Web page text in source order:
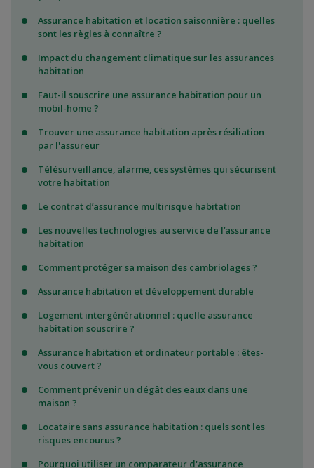
Assurance habitation et location saisonnière : quelles
sont les règles à connaître ?
Impact du changement climatique sur les assurances
habitation
Faut-il souscrire une assurance habitation pour un
mobil-home ?
Trouver une assurance habitation après résiliation
par l'assureur
Télésurveillance, alarme, ces systèmes qui sécurisent
votre habitation
Le contrat d’assurance multirisque habitation
Les nouvelles technologies au service de l’assurance
habitation
Comment protéger sa maison des cambriolages ?
Assurance habitation et développement durable
Logement intergénérationnel : quelle assurance
habitation souscrire ?
Assurance habitation et ordinateur portable : êtes-
vous couvert ?
Comment prévenir un dégât des eaux dans une
maison ?
Locataire sans assurance habitation : quels sont les
risques encourus ?
Pourquoi utiliser un comparateur d'assurance